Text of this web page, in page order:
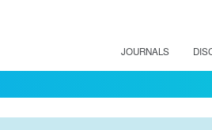
JOURNALS